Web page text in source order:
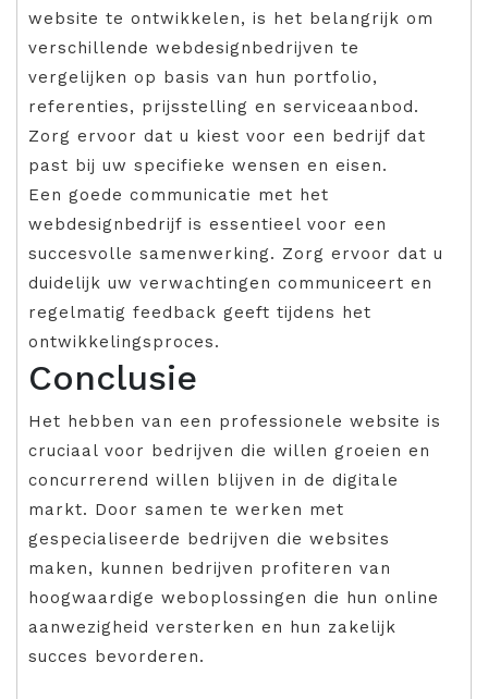
website te ontwikkelen, is het belangrijk om
verschillende webdesignbedrijven te
vergelijken op basis van hun portfolio,
referenties, prijsstelling en serviceaanbod.
Zorg ervoor dat u kiest voor een bedrijf dat
past bij uw specifieke wensen en eisen.
Een goede communicatie met het
webdesignbedrijf is essentieel voor een
succesvolle samenwerking. Zorg ervoor dat u
duidelijk uw verwachtingen communiceert en
regelmatig feedback geeft tijdens het
ontwikkelingsproces.
Conclusie
Het hebben van een professionele website is
cruciaal voor bedrijven die willen groeien en
concurrerend willen blijven in de digitale
markt. Door samen te werken met
gespecialiseerde bedrijven die websites
maken, kunnen bedrijven profiteren van
hoogwaardige weboplossingen die hun online
aanwezigheid versterken en hun zakelijk
succes bevorderen.